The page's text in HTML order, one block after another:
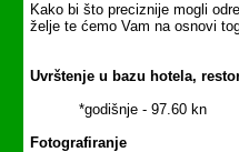
Kako bi što preciznije mogli
želje te ćemo Vam na osnovi
Uvrštenje u bazu hotela,
*godišnje - 97.60 kn
Fotografiranje